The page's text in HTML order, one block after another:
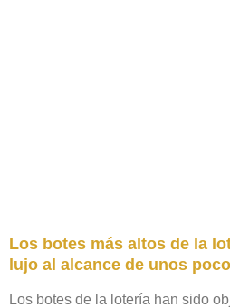
Los botes más altos de la
lujo al alcance de unos
Los botes de la lotería han sido